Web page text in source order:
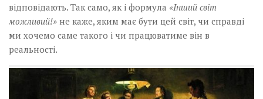
відповідають. Так само, як і формула «Інший світ
можливий!» не каже, яким має бути цей світ, чи справді
ми хочемо саме такого і чи працюватиме він в
реальності.